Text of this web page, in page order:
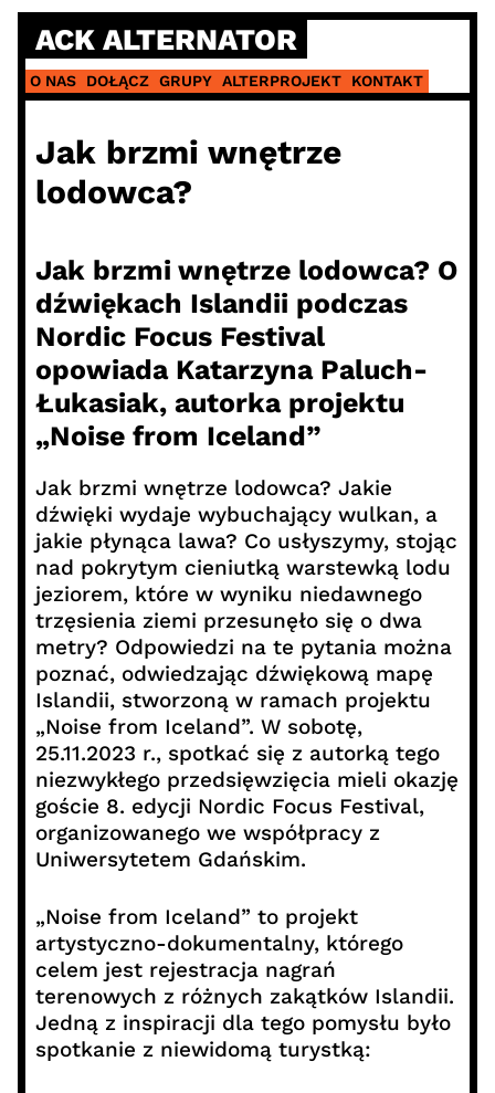
Skip
content
ACK ALTERNATOR
O NAS DOŁĄCZ GRUPY ALTERPROJEKT KONTAKT
Jak brzmi wnętrze
lodowca?
Jak brzmi wnętrze lodowca? O
dźwiękach Islandii podczas
Nordic Focus Festival
opowiada Katarzyna Paluch-
Łukasiak, autorka projektu
„Noise from Iceland”
Jak brzmi wnętrze lodowca? Jakie
dźwięki wydaje wybuchający wulkan, a
jakie płynąca lawa? Co usłyszymy, stojąc
nad pokrytym cieniutką warstewką lodu
jeziorem, które w wyniku niedawnego
trzęsienia ziemi przesunęło się o dwa
metry? Odpowiedzi na te pytania można
poznać, odwiedzając dźwiękową mapę
Islandii, stworzoną w ramach projektu
„Noise from Iceland”. W sobotę,
25.11.2023 r., spotkać się z autorką tego
niezwykłego przedsięwzięcia mieli okazję
goście 8. edycji Nordic Focus Festival,
organizowanego we współpracy z
Uniwersytetem Gdańskim.
„Noise from Iceland” to projekt
artystyczno-dokumentalny, którego
celem jest rejestracja nagrań
terenowych z różnych zakątków Islandii.
Jedną z inspiracji dla tego pomysłu było
spotkanie z niewidomą turystką: